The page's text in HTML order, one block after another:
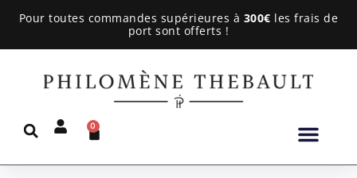
Pour toutes commandes supérieures à 300€ les frais de
port sont offerts !
0